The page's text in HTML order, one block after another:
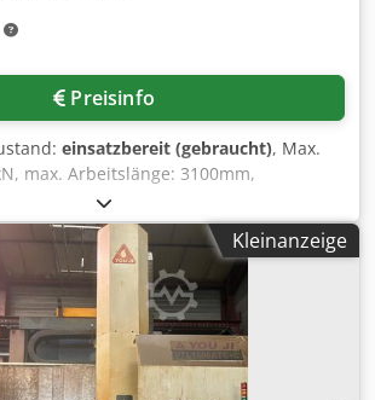
Preisinfo
einsatzbereit (gebraucht), Max.
max. Arbeitslänge: 3100mm,
Anschlussleistung: 18kW, Gewicht:
76.566h, mit Zubehör und
regelmäßig gewartet. DodpfxKleinanzeige